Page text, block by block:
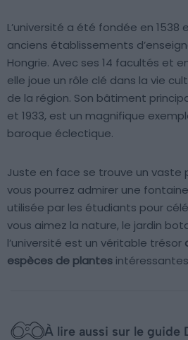
L’université a été fondée en 1538
anciens établissements
Hongrie. Avec ses 14 facultés et
elle joue un rôle clé dans la vie
de la région. Son bâtiment
et 1933, est un magnifique
baroque éclectique.
Juste en face se trouve un vaste
vous pourrez admirer une
utilisée par les étudiants pour
vous aimez la nature, le jardin
l’université est un véritable trésor
espèces de plantes
À lire aussi sur le guide